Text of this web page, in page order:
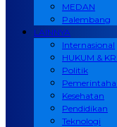
MEDAN
Palembang
LAINNYA
Internasional
HUKUM &
Politik
Kesehatan
Pendidikan
Teknologi